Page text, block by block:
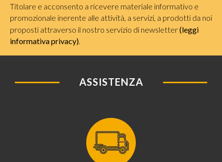
Titolare e acconsento a ricevere materiale informativo e
promozionale inerente alle attività, a servizi, a prodotti da noi
proposti attraverso il nostro servizio di newsletter(leggi
informativa privacy)
ASSISTENZA